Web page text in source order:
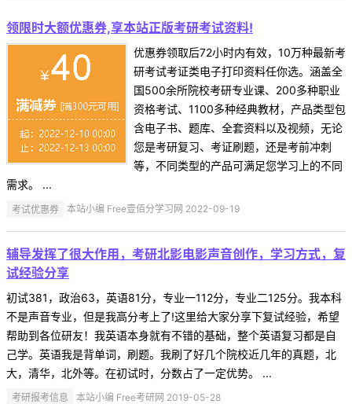
领限时大额优惠券,享本站正版考研考试资料!
优惠券领取后72小时内有效，10万种最新考
研考试考证类电子打印资料任你选。涵盖全
国500余所院校考研专业课、200多种职业
资格考试、1100多种经典教材，产品类型包
含电子书、题库、全套资料以及视频，无论
您是考研复习、考证刷题，还是考前冲刺
等，不同类型的产品可满足您学习上的不同
需求。 ...
考试优惠券 本站小编 Free壹佰分学习网 2022-09-19
辅导发挥了很大作用，考研北影电影声音创作，学习方式，复
试经验分享
初试381，政治63，英语81分，专业一112分，专业二125分。我本科
不是声音专业，但是我高分考上了!这里给大家分享下复试经验，希望
帮助到各位研友！我英语本身就有不错的基础，整个英语复习都是自
己学。英语我是背单词，刷题。我刷了好几个院校近几年的真题，北
大，清华，北外等。在初试时，分数占了一定优势。 ...
考研报考信息 本站小编 Free考研网 2019-05-28